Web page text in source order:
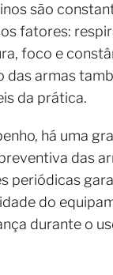
são
fatores:
foco e
das armas
da prática.
há uma
das
periódicas
do
durante o